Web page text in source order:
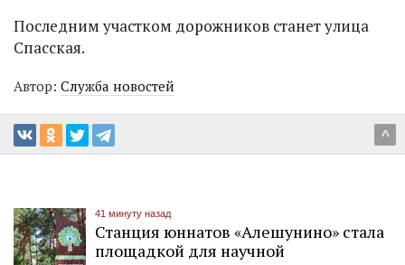
Последним участком дорожников станет улица
Спасская.
Автор: Служба новостей
^
41 минуту назад
Станция юннатов «Алешунино» стала
площадкой для научной